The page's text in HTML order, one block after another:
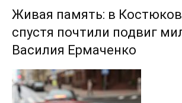
Живая память: в
спустя почтили подвиг
Василия Ермаченко